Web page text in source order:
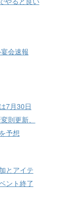
会速報
7月30日
則更新、
予想
とアイテ
ント終了